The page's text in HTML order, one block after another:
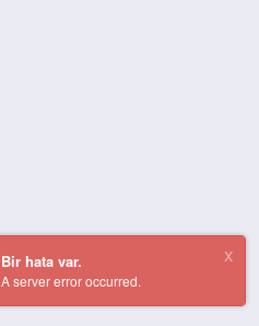
Bir hata var.
A server error occurred.